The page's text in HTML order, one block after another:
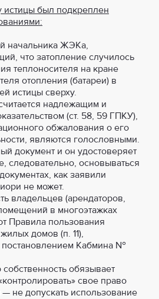
истицы был подкреплен
начальника ЖЭКа,
что затопление случилось
теплоносителя на кране
отопления (батареи) в
истицы сверху.
надлежащим и
(ст. 58, 59 ГПКУ),
обжалования о его
являются голословными.
документ и он удостоверяет
следовательно, основываться
как заявили
не может.
владельцев (арендаторов,
в многоэтажках
Правила пользования
домов (п. 11),
Кабмина №
собственность обязывает
свое право
— не допускать использование